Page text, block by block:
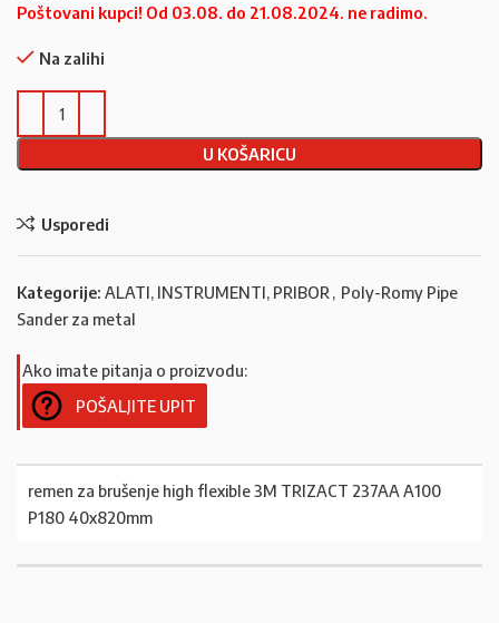
Poštovani kupci! Od 03.08. do 21.08.2024. ne radimo.
Na zalihi
U KOŠARICU
Usporedi
Kategorije: ALATI, INSTRUMENTI, PRIBOR , Poly-Romy Pipe
Sander za metal
Ako imate pitanja o proizvodu:
POŠALJITE UPIT
remen za brušenje high flexible 3M TRIZACT 237AA A100
P180 40x820mm